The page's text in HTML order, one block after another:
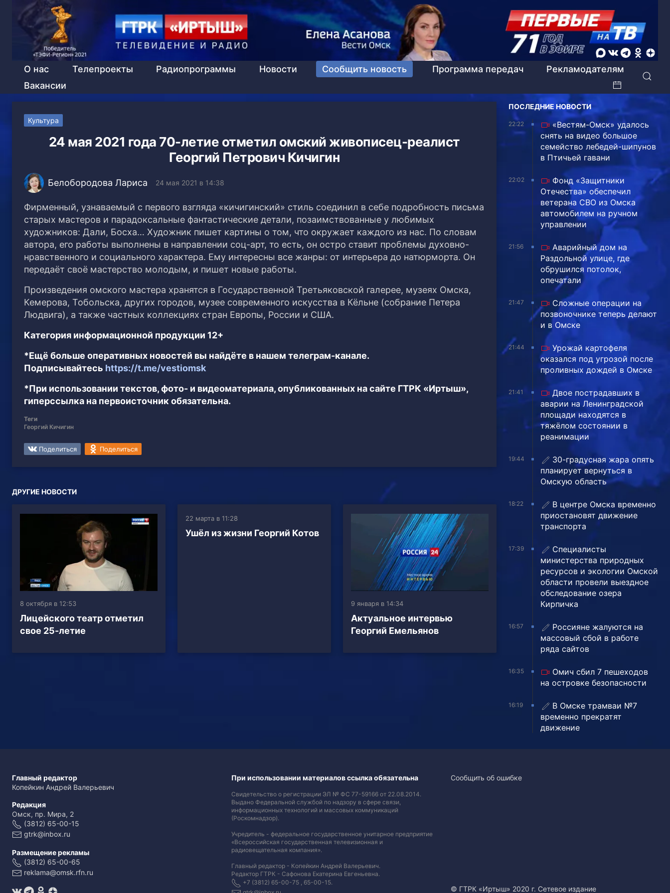
О нас Телепроекты Радиопрограммы Новости Сообщить новость Программа передач
Рекламодателям
Вакансии
Культура
24 мая 2021 года 70-летие отметил омский живописец-реалист
Георгий Петрович Кичигин
Белобородова Лариса 24 мая 2021 в 14:38
Фирменный, узнаваемый с первого взгляда «кичигинский» стиль соединил в себе подробность письма
старых мастеров и парадоксальные фантастические детали, позаимствованные у любимых
художников: Дали, Босха… Художник пишет картины о том, что окружает каждого из нас. По словам
автора, его работы выполнены в направлении соц-арт, то есть, он остро ставит проблемы духовно-
нравственного и социального характера. Ему интересны все жанры: от интерьера до натюрморта. Он
передаёт своё мастерство молодым, и пишет новые работы.
Произведения омского мастера хранятся в Государственной Третьяковской галерее, музеях Омска,
Кемерова, Тобольска, других городов, музее современного искусства в Кёльне (собрание Петера
Людвига), а также частных коллекциях стран Европы, России и США.
Категория информационной продукции 12+
*Ещё больше оперативных новостей вы найдёте в нашем телеграм-канале.
Подписывайтесь https://t.me/vestiomsk
*При использовании текстов, фото- и видеоматериала, опубликованных на сайте ГТРК «Иртыш»,
гиперссылка на первоисточник обязательна.
Теги
Георгий Кичигин
Поделиться Поделиться
ДРУГИЕ НОВОСТИ
8 октября в 12:53
Лицейского театр отметил
свое 25-летие
22 марта в 11:28
Ушёл из жизни Георгий Котов
9 января в 14:34
Актуальное интервью
Георгий Емельянов
ПОСЛЕДНИЕ НОВОСТИ
22:22
«Вестям-Омск» удалось
снять на видео большое
семейство лебедей-шипунов
в Птичьей гавани
22:02
Фонд «Защитники
Отечества» обеспечил
ветерана СВО из Омска
автомобилем на ручном
управлении
21:56
Аварийный дом на
Раздольной улице, где
обрушился потолок,
опечатали
21:47
Сложные операции на
позвоночнике теперь делают
и в Омске
21:44
Урожай картофеля
оказался под угрозой после
проливных дождей в Омске
21:41
Двое пострадавших в
аварии на Ленинградской
площади находятся в
тяжёлом состоянии в
реанимации
19:44
30-градусная жара опять
планирует вернуться в
Омскую область
18:22
В центре Омска временно
приостановят движение
транспорта
17:39
Специалисты
министерства природных
ресурсов и экологии Омской
области провели выездное
обследование озера
Кирпичка
16:57
Россияне жалуются на
массовый сбой в работе
ряда сайтов
16:35
Омич сбил 7 пешеходов
на островке безопасности
16:19
В Омске трамваи №7
временно прекратят
движение
Главный редактор
Копейкин Андрей Валерьевич
Редакция
Омск, пр. Мира, 2
(3812) 65-00-15
gtrk@inbox.ru
Размещение рекламы
(3812) 65-00-65
reklama@omsk.rfn.ru
При использовании материалов ссылка обязательна
Свидетельство о регистрации ЭЛ № ФС 77-59166 от 22.08.2014.
Выдано Федеральной службой по надзору в сфере связи,
информационных технологий и массовых коммуникаций
(Роскомнадзор).
Учредитель - федеральное государственное унитарное предприятие
«Всероссийская государственная телевизионная и
радиовещательная компания».
Главный редактор - Копейкин Андрей Валерьевич.
Редактор ГТРК - Сафонова Екатерина Евгеньевна.
+7 (3812) 65-00-75 , 65-00-15.
Сообщить об ошибке
© ГТРК «Иртыш» 2020 г. Сетевое издание